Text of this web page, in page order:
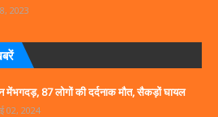
2023
मेंभगदड़, 87 लोगों की दर्दनाक मौत, सैकड़ों घायल
02, 2024